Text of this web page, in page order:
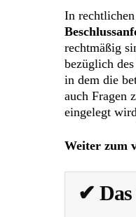
In
rechtmäßig
bezüglich des
in dem die
auch Fragen
eingelegt
Weiter zum
✔